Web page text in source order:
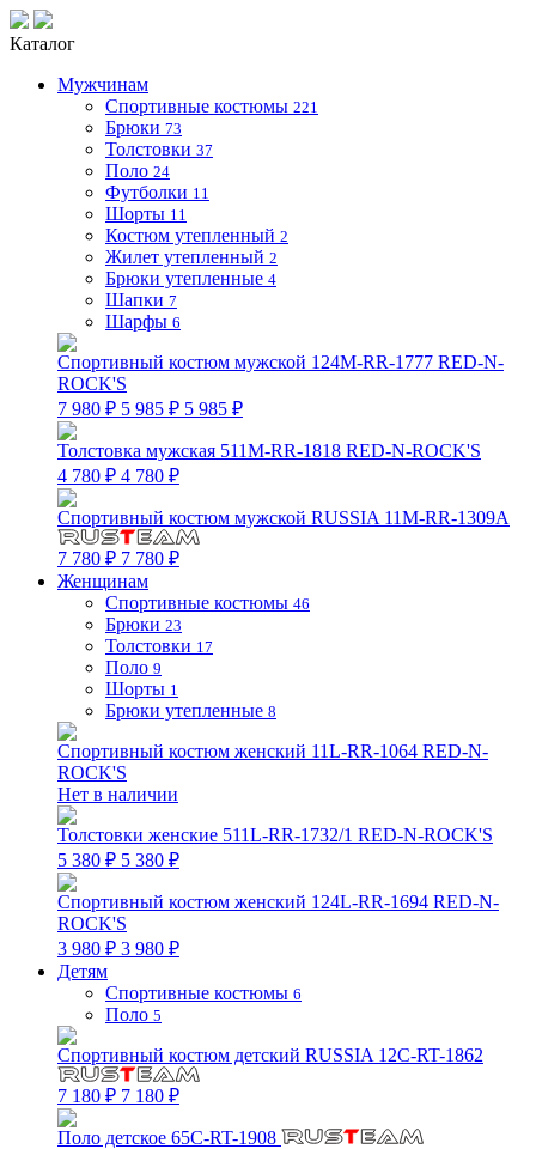
Каталог
Мужчинам
Спортивные костюмы 221
Брюки 73
Толстовки 37
Поло 24
Футболки 11
Шорты 11
Костюм утепленный 2
Жилет утепленный 2
Брюки утепленные 4
Шапки 7
Шарфы 6
Спортивный костюм мужской 124M-RR-1777 RED-N-
ROCK'S
7 980 ₽ 5 985 ₽ 5 985 ₽
Толстовка мужская 511M-RR-1818 RED-N-ROCK'S
4 780 ₽ 4 780 ₽
Спортивный костюм мужской RUSSIA 11M-RR-1309A
7 780 ₽ 7 780 ₽
Женщинам
Спортивные костюмы 46
Брюки 23
Толстовки 17
Поло 9
Шорты 1
Брюки утепленные 8
Спортивный костюм женский 11L-RR-1064 RED-N-
ROCK'S
Нет в наличии
Толстовки женские 511L-RR-1732/1 RED-N-ROCK'S
5 380 ₽ 5 380 ₽
Спортивный костюм женский 124L-RR-1694 RED-N-
ROCK'S
3 980 ₽ 3 980 ₽
Детям
Спортивные костюмы 6
Поло 5
Спортивный костюм детский RUSSIA 12C-RT-1862
7 180 ₽ 7 180 ₽
Поло детское 65C-RT-1908